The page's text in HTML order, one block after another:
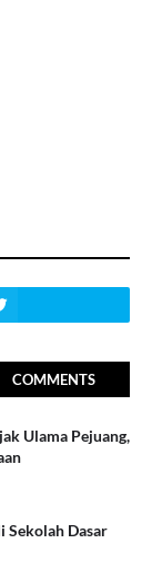
COMMENTS
Ulama Pejuang,
Sekolah Dasar